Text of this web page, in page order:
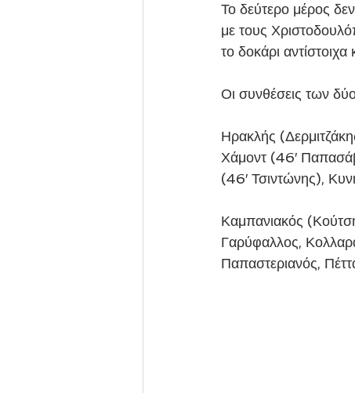
Το δεύτερο μέρος
με τους
το δοκάρι
Οι συνθέσεις των
Ηρακλής
Χάμοντ (46′
(46′ Τσιντώνης),
Καμπανιακός
Γαρύφαλλος,
Παπαστεριανός,